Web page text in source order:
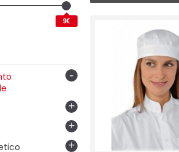
9€
-
+
+
+